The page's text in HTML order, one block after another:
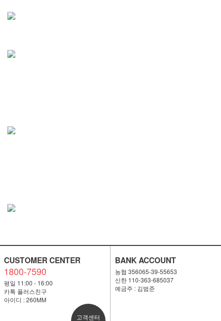
CUSTOMER CENTER
1800-7590
평일 11:00 - 16:00
카톡 플러스친구
아이디 : 260MM
고객센터
BANK ACCOUNT
농협 356065-39-55653
신한 110-363-685037
예금주 : 김범준